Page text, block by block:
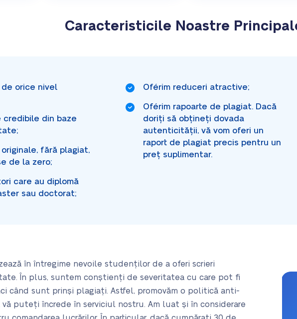
Caracteristicile Noastre
orice nivel
credibile din baze
fără plagiat,
de la zero;
care au diplomă
sau doctorat;
Oférim reduceri atractive;
Oférim rapoarte de plagiat. Dacă
doriți să obțineți dovada
autenticității, vă vom oferi un
raport de plagiat precis pentru un
preț suplimentar.
în întregime nevoile studenților de a oferi scrieri
În plus, suntem conștienți de severitatea cu care pot fi
când sunt prinși plagiați. Astfel, promovăm o politică anti-
vă puteți încrede în serviciul nostru. Am luat și în considerare